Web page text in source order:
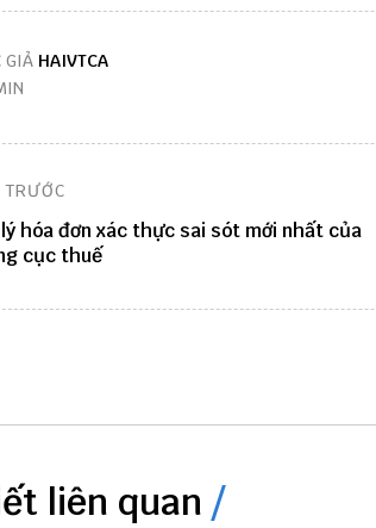
GIẢ HAIVTCA
hóa đơn xác thực sai sót mới nhất của
cục thuế
liên quan